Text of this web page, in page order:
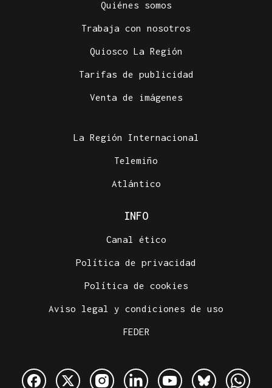
Quiénes somos
Trabaja con nosotros
Quiosco La Región
Tarifas de publicidad
Venta de imágenes
La Región Internacional
Telemiño
Atlántico
INFO
Canal ético
Política de privacidad
Política de cookies
Aviso legal y condiciones de uso
FEDER